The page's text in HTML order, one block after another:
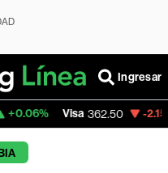
Ingresar
362.50 -2.15%